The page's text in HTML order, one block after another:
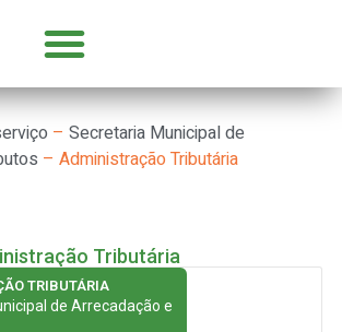
– Secretaria Municipal de
– Administração Tributária
Tributária
TRIBUTÁRIA
de Arrecadação e